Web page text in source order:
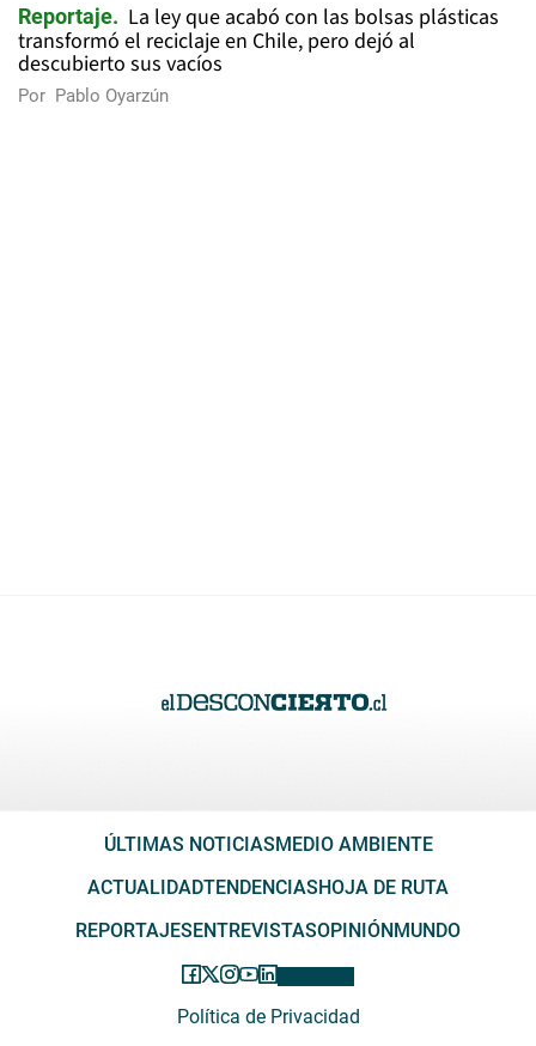
Reportaje
La ley que acabó con las bolsas plásticas
transformó el reciclaje en Chile, pero dejó al
descubierto sus vacíos
Por Pablo Oyarzún
ÚLTIMAS NOTICIASMEDIO AMBIENTE
ACTUALIDADTENDENCIASHOJA DE RUTA
REPORTAJESENTREVISTASOPINIÓNMUNDO
Política de Privacidad